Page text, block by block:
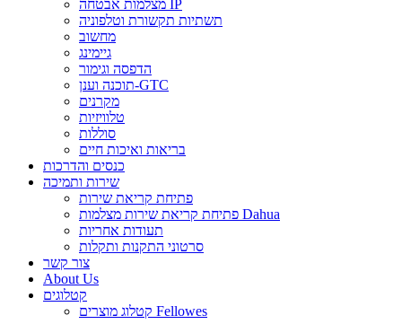
מצלמות אבטחה IP
תשתיות תקשורת וטלפוניה
מחשוב
גיימינג
הדפסה וגימור
תוכנה וענן-GTC
מקרנים
טלוויזיות
סוללות
בריאות ואיכות חיים
כנסים והדרכות
שירות ותמיכה
פתיחת קריאת שירות
פתיחת קריאת שירות מצלמות Dahua
תעודות אחריות
סרטוני התקנות ותקלות
צור קשר
About Us
קטלוגים
קטלוג מוצרים Fellowes